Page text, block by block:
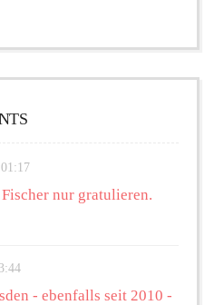
nur gratulieren.
- ebenfalls seit 2010 -